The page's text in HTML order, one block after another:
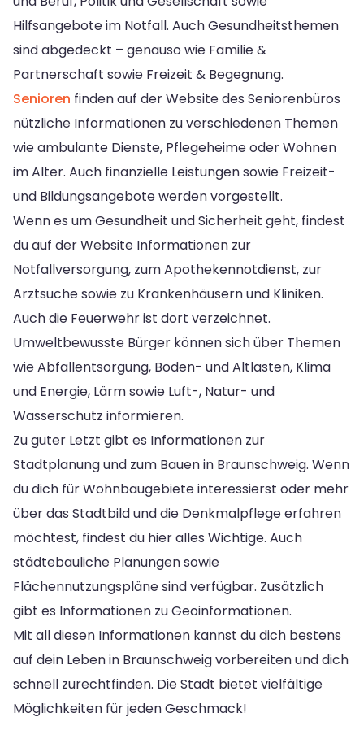
Hilfsangebote im Notfall. Auch Gesundheitsthemen
sind abgedeckt – genauso wie Familie &
Partnerschaft sowie Freizeit & Begegnung.
Senioren finden auf der Website des Seniorenbüros
nützliche Informationen zu verschiedenen Themen
wie ambulante Dienste, Pflegeheime oder Wohnen
im Alter. Auch finanzielle Leistungen sowie Freizeit-
und Bildungsangebote werden vorgestellt.
Wenn es um Gesundheit und Sicherheit geht, findest
du auf der Website Informationen zur
Notfallversorgung, zum Apothekennotdienst, zur
Arztsuche sowie zu Krankenhäusern und Kliniken.
Auch die Feuerwehr ist dort verzeichnet.
Umweltbewusste Bürger können sich über Themen
wie Abfallentsorgung, Boden- und Altlasten, Klima
und Energie, Lärm sowie Luft-, Natur- und
Wasserschutz informieren.
Zu guter Letzt gibt es Informationen zur
Stadtplanung und zum Bauen in Braunschweig. Wenn
du dich für Wohnbaugebiete interessierst oder mehr
über das Stadtbild und die Denkmalpflege erfahren
möchtest, findest du hier alles Wichtige. Auch
städtebauliche Planungen sowie
Flächennutzungspläne sind verfügbar. Zusätzlich
gibt es Informationen zu Geoinformationen.
Mit all diesen Informationen kannst du dich bestens
auf dein Leben in Braunschweig vorbereiten und dich
schnell zurechtfinden. Die Stadt bietet vielfältige
Möglichkeiten für jeden Geschmack!